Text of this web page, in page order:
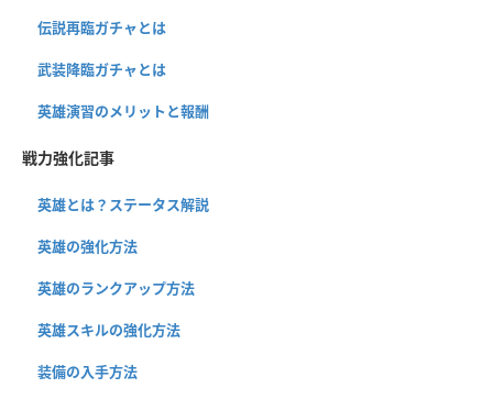
伝説再臨ガチャとは
武装降臨ガチャとは
英雄演習のメリットと報酬
戦力強化記事
英雄とは？ステータス解説
英雄の強化方法
英雄のランクアップ方法
英雄スキルの強化方法
装備の入手方法